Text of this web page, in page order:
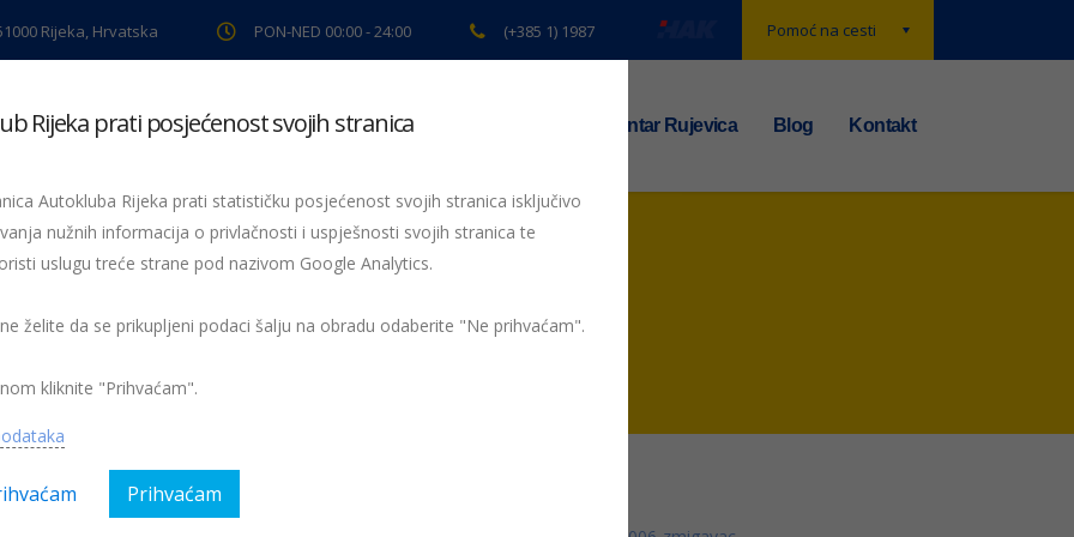
Pomoć na cesti
Rijeka, Hrvatska PON-NED 00:00 - 24:00 (+385 1) 1987
pregled Pomoć na cesti Servis Preventiva TS centar Rujevica Blog Kontakt
Žmigavac 6 006-zmigavac
Rijeka prati posjećenost svojih stranica
Autokluba Rijeka prati statističku posjećenost svojih stranica isključivo
nužnih informacija o privlačnosti i uspješnosti svojih stranica te
uslugu treće strane pod nazivom Google Analytics.
želite da se prikupljeni podaci šalju na obradu odaberite "Ne prihvaćam".
kliknite "Prihvaćam".
Prihvaćam